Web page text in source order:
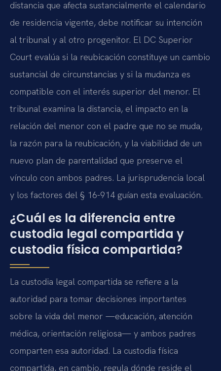
distancia que afecta sustancialmente el calendario
de residencia vigente, debe notificar su intención
al tribunal y al otro progenitor. El DC Superior
Court evalúa si la reubicación constituye un cambio
sustancial de circunstancias y si la mudanza es
compatible con el interés superior del menor. El
tribunal examina la distancia, el impacto en la
relación del menor con el padre que no se muda,
la razón para la reubicación, y la viabilidad de un
nuevo plan de parentalidad que preserve el
vínculo con ambos padres. La jurisprudencia local
y los factores del § 16-914 guían esta evaluación.
¿Cuál es la diferencia entre
custodia legal compartida y
custodia física compartida?
La custodia legal compartida se refiere a la
autoridad para tomar decisiones importantes
sobre la vida del menor —educación, atención
médica, orientación religiosa— y ambos padres
comparten esa autoridad. La custodia física
compartida, en cambio, regula dónde reside el